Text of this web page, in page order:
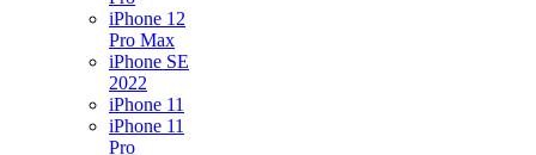
iPhone 12
Pro Max
iPhone SE
2022
iPhone 11
iPhone 11
Pro